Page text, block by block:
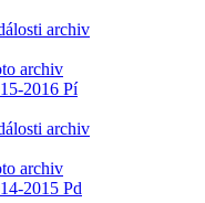
archiv
archiv
2016 Pí
archiv
archiv
2015 Pd